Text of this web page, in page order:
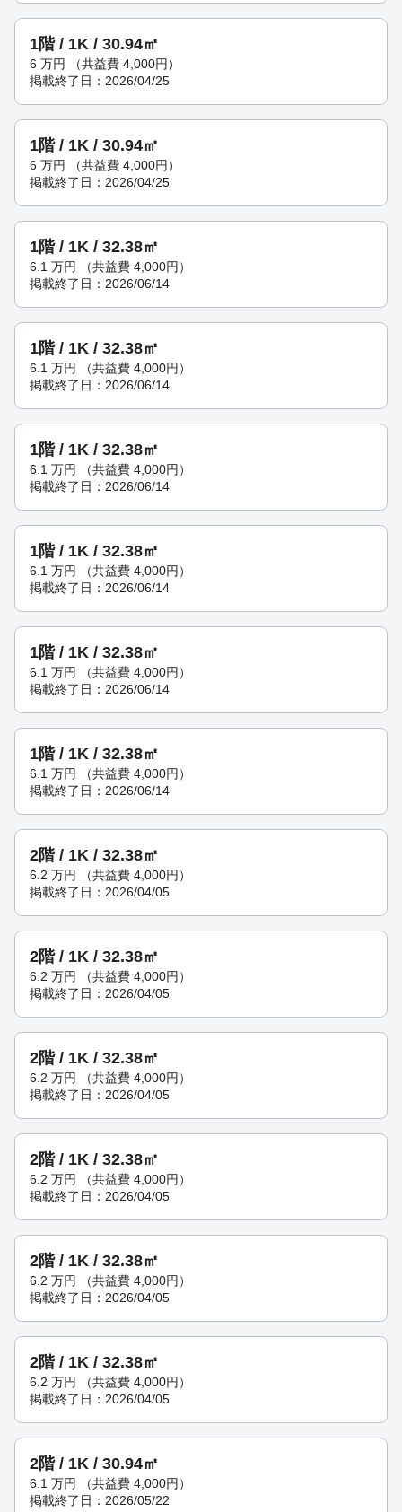
1階 / 1K / 30.94㎡
6 万円
（共益費 4,000円）
掲載終了日：2026/04/25
1階 / 1K / 30.94㎡
6 万円
（共益費 4,000円）
掲載終了日：2026/04/25
1階 / 1K / 32.38㎡
6.1 万円
（共益費 4,000円）
掲載終了日：2026/06/14
1階 / 1K / 32.38㎡
6.1 万円
（共益費 4,000円）
掲載終了日：2026/06/14
1階 / 1K / 32.38㎡
6.1 万円
（共益費 4,000円）
掲載終了日：2026/06/14
1階 / 1K / 32.38㎡
6.1 万円
（共益費 4,000円）
掲載終了日：2026/06/14
1階 / 1K / 32.38㎡
6.1 万円
（共益費 4,000円）
掲載終了日：2026/06/14
1階 / 1K / 32.38㎡
6.1 万円
（共益費 4,000円）
掲載終了日：2026/06/14
2階 / 1K / 32.38㎡
6.2 万円
（共益費 4,000円）
掲載終了日：2026/04/05
2階 / 1K / 32.38㎡
6.2 万円
（共益費 4,000円）
掲載終了日：2026/04/05
2階 / 1K / 32.38㎡
6.2 万円
（共益費 4,000円）
掲載終了日：2026/04/05
2階 / 1K / 32.38㎡
6.2 万円
（共益費 4,000円）
掲載終了日：2026/04/05
2階 / 1K / 32.38㎡
6.2 万円
（共益費 4,000円）
掲載終了日：2026/04/05
2階 / 1K / 32.38㎡
6.2 万円
（共益費 4,000円）
掲載終了日：2026/04/05
2階 / 1K / 30.94㎡
6.1 万円
（共益費 4,000円）
掲載終了日：2026/05/22